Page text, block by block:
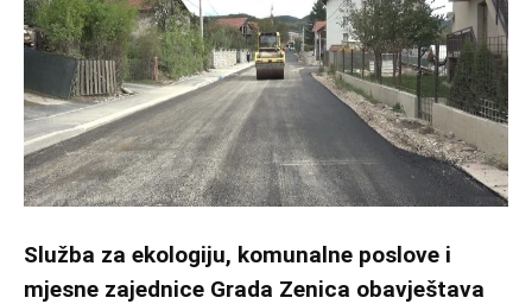
Služba za ekologiju, komunalne poslove i
mjesne zajednice Grada Zenica obavještava